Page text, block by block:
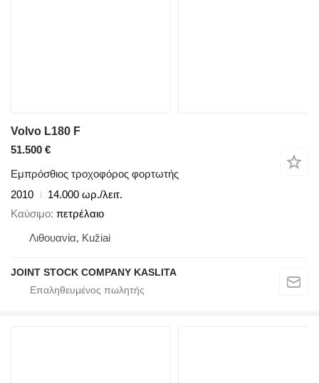
Volvo L180 F
51.500 €
Εμπρόσθιος τροχοφόρος φορτωτής
2010
14.000 ωρ./λειτ.
Καύσιμο πετρέλαιο
Λιθουανία, Kužiai
JOINT STOCK COMPANY KASLITA